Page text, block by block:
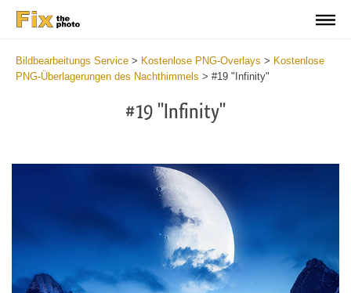
Bildbearbeitungs Service > Kostenlose PNG-Overlays > Kostenlose
PNG-Überlagerungen des Nachthimmels > #19 "Infinity"
#19 "Infinity"